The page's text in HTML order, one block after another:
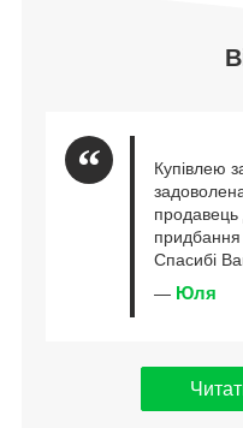
Купівлею
продавець
придбання
Спасибі
— Юля